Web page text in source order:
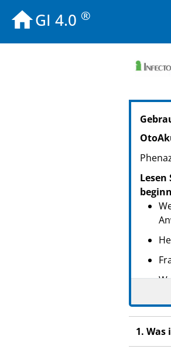
GI 4.0 ®
PZN:
PPN:
PZN:
1.